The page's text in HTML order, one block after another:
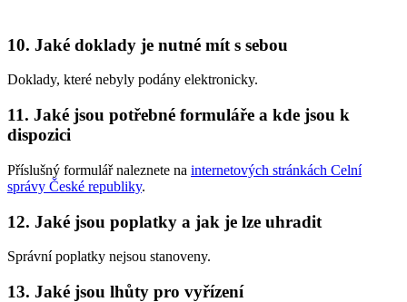
10. Jaké doklady je nutné mít s sebou
Doklady, které nebyly podány elektronicky.
11. Jaké jsou potřebné formuláře a kde jsou k
dispozici
Příslušný formulář naleznete na internetových stránkách Celní
správy České republiky.
12. Jaké jsou poplatky a jak je lze uhradit
Správní poplatky nejsou stanoveny.
13. Jaké jsou lhůty pro vyřízení